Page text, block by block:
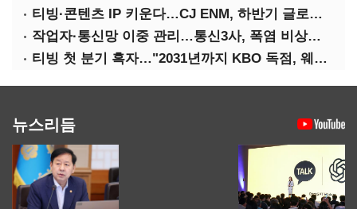
티빙·콘텐츠 IP 키운다…CJ ENM, 하반기 글로벌 확장 가속
작업자·통신망 이중 관리…통신3사, 폭염 비상대응 돌입
티빙 첫 분기 흑자…"2031년까지 KBO 독점, 웨이브 합병도 속도"
뉴스리듬